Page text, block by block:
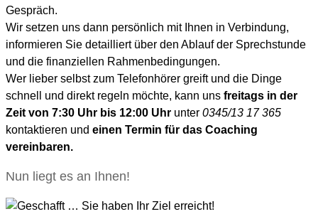
Gespräch.
Wir setzen uns dann persönlich mit Ihnen in Verbindung,
informieren Sie detailliert über den Ablauf der Sprechstunde
und die finanziellen Rahmenbedingungen.
Wer lieber selbst zum Telefonhörer greift und die Dinge
schnell und direkt regeln möchte, kann uns freitags in der
Zeit von 7:30 Uhr bis 12:00 Uhr unter 0345/13 17 365
kontaktieren und einen Termin für das Coaching
vereinbaren.
Nun liegt es an Ihnen!